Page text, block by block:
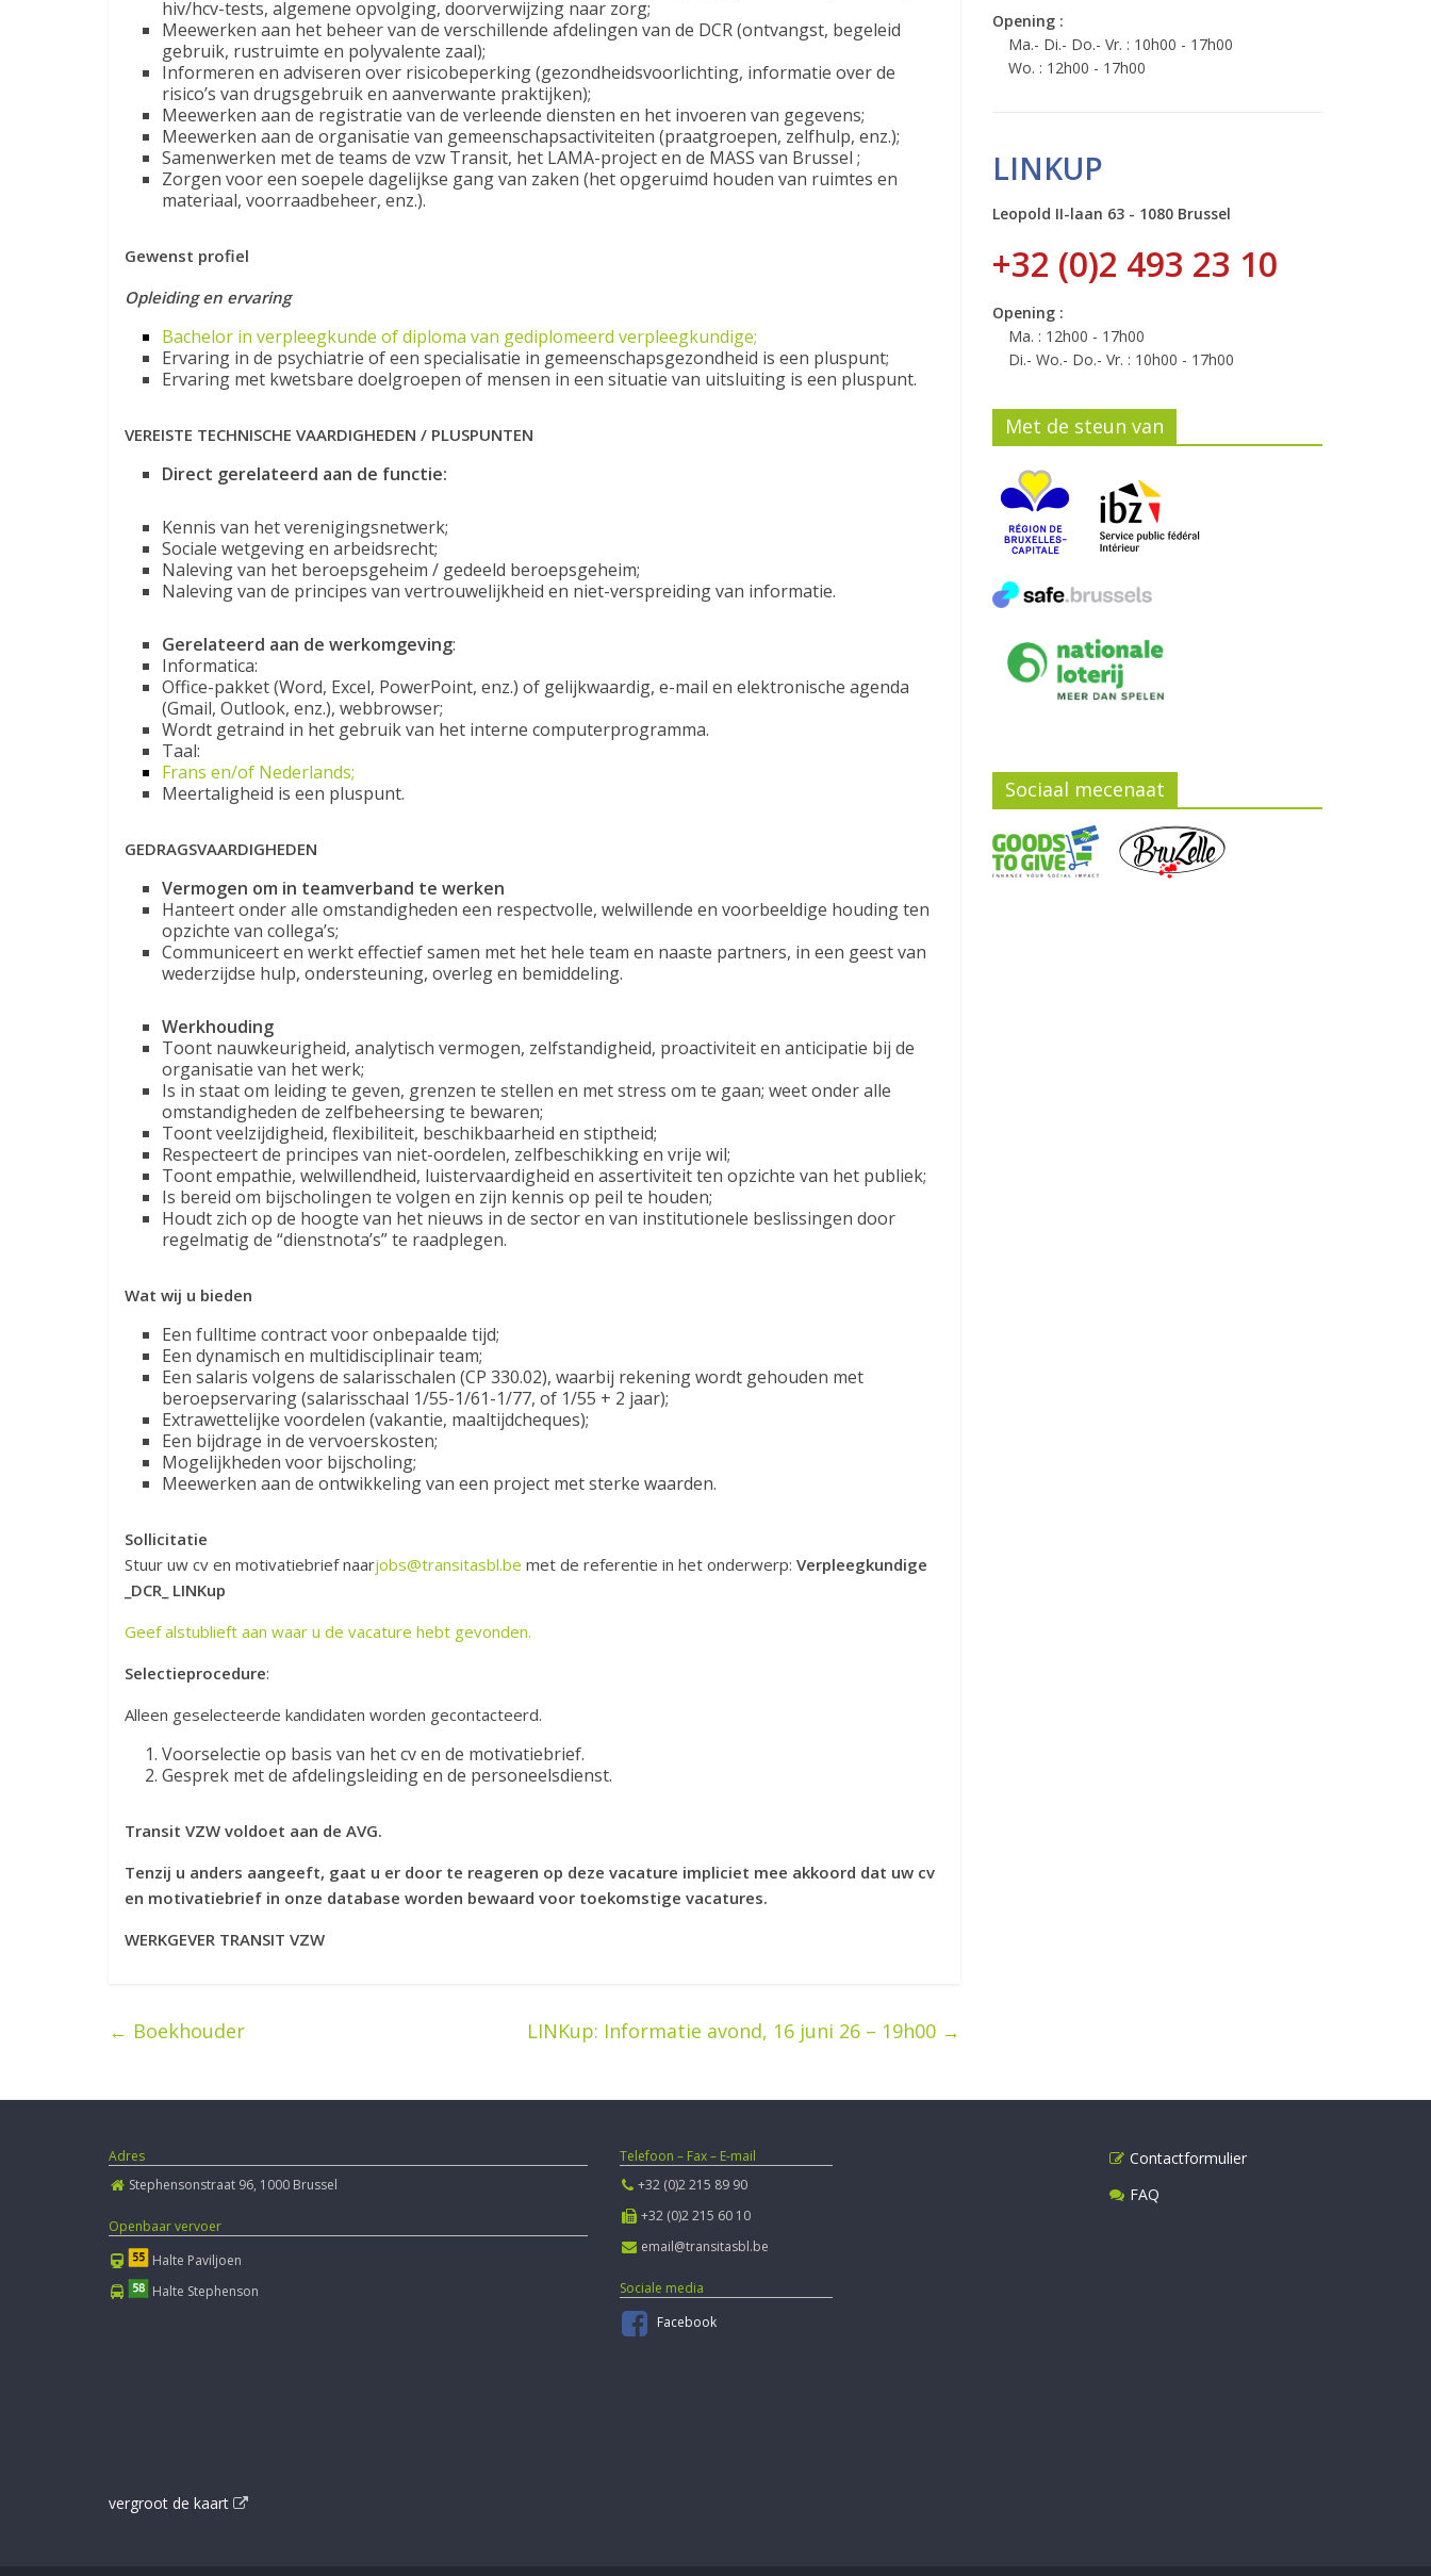
hiv/hcv-tests, algemene opvolging, doorverwijzing naar zorg;
Meewerken aan het beheer van de verschillende afdelingen van de DCR (ontvangst, begeleid
gebruik, rustruimte en polyvalente zaal);
Informeren en adviseren over risicobeperking (gezondheidsvoorlichting, informatie over de
risico’s van drugsgebruik en aanverwante praktijken);
Meewerken aan de registratie van de verleende diensten en het invoeren van gegevens;
Meewerken aan de organisatie van gemeenschapsactiviteiten (praatgroepen, zelfhulp, enz.);
Samenwerken met de teams de vzw Transit, het LAMA-project en de MASS van Brussel ;
Zorgen voor een soepele dagelijkse gang van zaken (het opgeruimd houden van ruimtes en
materiaal, voorraadbeheer, enz.).
Gewenst profiel
Opleiding en ervaring
Bachelor in verpleegkunde of diploma van gediplomeerd verpleegkundige;
Ervaring in de psychiatrie of een specialisatie in gemeenschapsgezondheid is een pluspunt;
Ervaring met kwetsbare doelgroepen of mensen in een situatie van uitsluiting is een pluspunt.
VEREISTE TECHNISCHE VAARDIGHEDEN / PLUSPUNTEN
Direct gerelateerd aan de functie:
Kennis van het verenigingsnetwerk;
Sociale wetgeving en arbeidsrecht;
Naleving van het beroepsgeheim / gedeeld beroepsgeheim;
Naleving van de principes van vertrouwelijkheid en niet-verspreiding van informatie.
Gerelateerd aan de werkomgeving:
Informatica:
Office-pakket (Word, Excel, PowerPoint, enz.) of gelijkwaardig, e-mail en elektronische agenda
(Gmail, Outlook, enz.), webbrowser;
Wordt getraind in het gebruik van het interne computerprogramma.
Taal:
Frans en/of Nederlands;
Meertaligheid is een pluspunt.
GEDRAGSVAARDIGHEDEN
Vermogen om in teamverband te werken
Hanteert onder alle omstandigheden een respectvolle, welwillende en voorbeeldige houding ten
opzichte van collega’s;
Communiceert en werkt effectief samen met het hele team en naaste partners, in een geest van
wederzijdse hulp, ondersteuning, overleg en bemiddeling.
Werkhouding
Toont nauwkeurigheid, analytisch vermogen, zelfstandigheid, proactiviteit en anticipatie bij de
organisatie van het werk;
Is in staat om leiding te geven, grenzen te stellen en met stress om te gaan; weet onder alle
omstandigheden de zelfbeheersing te bewaren;
Toont veelzijdigheid, flexibiliteit, beschikbaarheid en stiptheid;
Respecteert de principes van niet-oordelen, zelfbeschikking en vrije wil;
Toont empathie, welwillendheid, luistervaardigheid en assertiviteit ten opzichte van het publiek;
Is bereid om bijscholingen te volgen en zijn kennis op peil te houden;
Houdt zich op de hoogte van het nieuws in de sector en van institutionele beslissingen door
regelmatig de “dienstnota’s” te raadplegen.
Wat wij u bieden
Een fulltime contract voor onbepaalde tijd;
Een dynamisch en multidisciplinair team;
Een salaris volgens de salarisschalen (CP 330.02), waarbij rekening wordt gehouden met
beroepservaring (salarisschaal 1/55-1/61-1/77, of 1/55 + 2 jaar);
Extrawettelijke voordelen (vakantie, maaltijdcheques);
Een bijdrage in de vervoerskosten;
Mogelijkheden voor bijscholing;
Meewerken aan de ontwikkeling van een project met sterke waarden.
Sollicitatie
Stuur uw cv en motivatiebrief naarjobs@transitasbl.be met de referentie in het onderwerp: Verpleegkundige
_DCR_ LINKup
Geef alstublieft aan waar u de vacature hebt gevonden.
Selectieprocedure:
Alleen geselecteerde kandidaten worden gecontacteerd.
Voorselectie op basis van het cv en de motivatiebrief.
Gesprek met de afdelingsleiding en de personeelsdienst.
Transit VZW voldoet aan de AVG.
Tenzij u anders aangeeft, gaat u er door te reageren op deze vacature impliciet mee akkoord dat uw cv
en motivatiebrief in onze database worden bewaard voor toekomstige vacatures.
WERKGEVER TRANSIT VZW
← Boekhouder LINKup: Informatie avond, 16 juni 26 – 19h00 →
Opening :
Ma.- Di.- Do.- Vr. : 10h00 - 17h00
Wo. : 12h00 - 17h00
LINKUP
Leopold II-laan 63 - 1080 Brussel
+32 (0)2 493 23 10
Opening :
Ma. : 12h00 - 17h00
Di.- Wo.- Do.- Vr. : 10h00 - 17h00
Met de steun van
Sociaal mecenaat
Adres
Stephensonstraat 96, 1000 Brussel
Openbaar vervoer
Halte Paviljoen
Halte Stephenson
vergroot de kaart
Telefoon – Fax – E-mail
+32 (0)2 215 89 90
+32 (0)2 215 60 10
email@transitasbl.be
Sociale media
Facebook
Contactformulier
FAQ